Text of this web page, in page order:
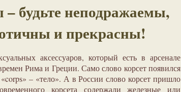
будьте неподражаемы,
и прекрасны!
аксессуаров, который есть в арсенале
Рима и Греции. Само слово корсет появился
– «тело». А в России слово корсет пришло
корсета содержали железные или